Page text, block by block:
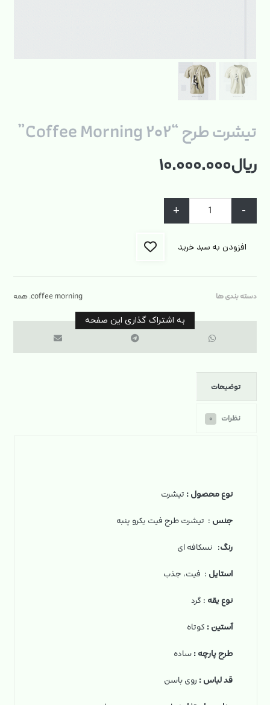
تیشرت طرح “Coffee Morning ۲۰۲”
ریال۱۰.۰۰۰.۰۰۰
-
+
افزودن به سبد خرید
دسته بندی ها coffee morning
,همه
توضیحات
نظرات ۰
نوع محصول: تیشرت
جنس : تیشرت طرح فیت یکرو پنبه
رنگ: نسکافه ای
استایل : فیت، جذب
نوع یقه : گرد
آستین: کوتاه
طرح پارچه:ساده
قد لباس: روی باسن